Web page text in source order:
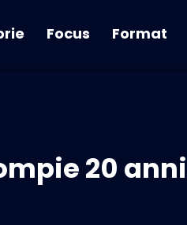
Focus Format
20